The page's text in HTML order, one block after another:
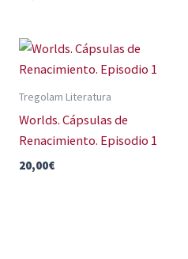
Tregolam Literatura
Worlds. Cápsulas de
Renacimiento. Episodio 1
20,00€